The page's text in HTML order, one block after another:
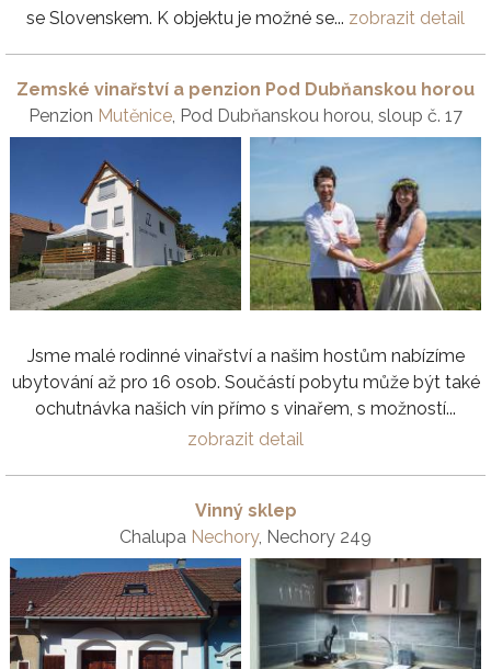
se Slovenskem. K objektu je možné se... zobrazit detail
Zemské vinařství a penzion Pod Dubňanskou horou
Penzion Mutěnice, Pod Dubňanskou horou, sloup č. 17
Jsme malé rodinné vinařství a našim hostům nabízíme
ubytování až pro 16 osob. Součástí pobytu může být také
ochutnávka našich vín přímo s vinařem, s možností...
zobrazit detail
Vinný sklep
Chalupa Nechory, Nechory 249